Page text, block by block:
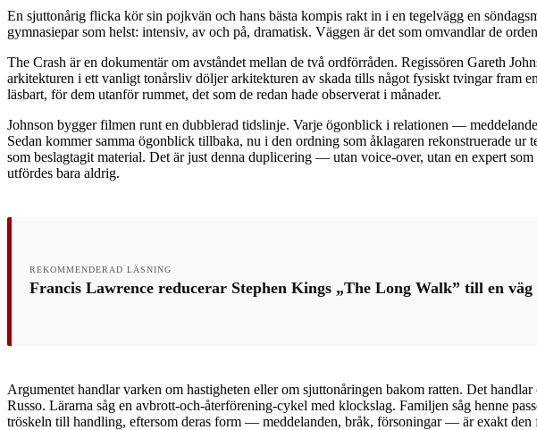
En sjuttonårig flicka kör sin pojkvän och hans bästa kompis rakt in i en tegelvägg en
gymnasiepar som helst: intensiv, av och på, dramatisk. Väggen är det som omvandlar de
The Crash är en dokumentär om avståndet mellan de två ordförråden. Regissören Gareth
arkitekturen i ett vanligt tonårsliv döljer arkitekturen av skada tills något fysiskt tvingar fram
läsbart, för dem utanför rummet, det som de redan hade observerat i månader.
Johnson bygger filmen runt en dubblerad tidslinje. Varje ögonblick i relationen —
Sedan kommer samma ögonblick tillbaka, nu i den ordning som åklagaren rekonstruerade
som beslagtagit material. Det är just denna duplicering — utan voice-over, utan en expert
utfördes bara aldrig.
REKOMMENDERAD LÄSNING
Francis Lawrence reducerar Stephen Kings „The Long Walk” till en
Argumentet handlar varken om hastigheten eller om sjuttonåringen bakom ratten. Det
Russo. Lärarna såg en avbrott-och-återförening-cykel med klockslag. Familjen såg henne
tröskeln till handling, eftersom deras form — meddelanden, bråk, försoningar — är exakt den